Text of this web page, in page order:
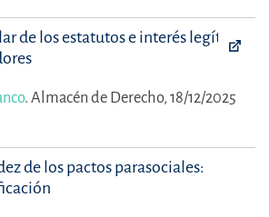
de los estatutos e interés legítimo
. Almacén de Derecho, 18/12/2025
de los pactos parasociales: